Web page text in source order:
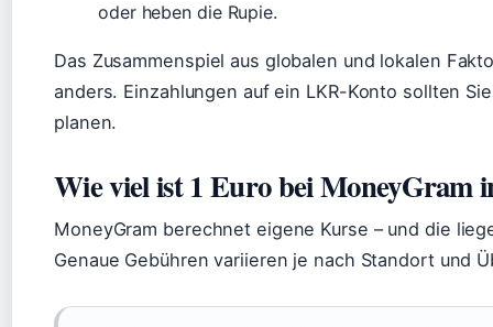
oder heben die Rupie.
Das Zusammenspiel aus globalen und lokalen
anders. Einzahlungen auf ein LKR-Konto sollten
planen.
Wie viel ist 1 Euro bei MoneyGram
MoneyGram berechnet eigene Kurse – und die
Genaue Gebühren variieren je nach Standort und